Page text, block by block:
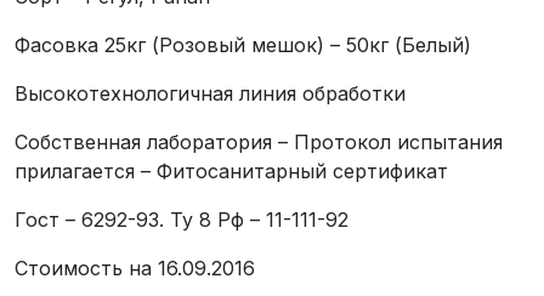
Фасовка 25кг (Розовый мешок) – 50кг (Белый)
Высокотехнологичная линия обработки
Собственная лаборатория – Протокол испытания
прилагается – Фитосанитарный сертификат
Гост – 6292-93. Ту 8 Рф – 11-111-92
Стоимость на 16.09.2016